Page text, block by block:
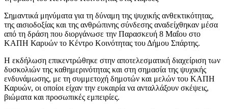
Σημαντικά μηνύματα για τη δύναμη της ψυχικής ανθεκτικότητας,
της αισιοδοξίας και της ανθρώπινης σύνδεσης αναδείχθηκαν μέσα
από τη δράση που διοργάνωσε την Παρασκευή 8 Μαΐου στο
ΚΑΠΗ Καρυών το Κέντρο Κοινότητας του Δήμου Σπάρτης.
Η εκδήλωση επικεντρώθηκε στην αποτελεσματική διαχείριση των
δυσκολιών της καθημερινότητας και στη σημασία της ψυχικής
ενδυνάμωσης, με τη συμμετοχή δημοτών και μελών του ΚΑΠΗ
Καρυών, οι οποίοι είχαν την ευκαιρία να ανταλλάξουν σκέψεις,
βιώματα και προσωπικές εμπειρίες.